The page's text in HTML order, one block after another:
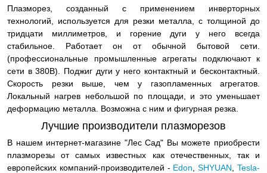
Плазморез, созданный с применением инверторных
технологий, используется для резки металла, с толщиной до
тридцати миллиметров, и горение дуги у него всегда
стабильное. Работает он от обычной бытовой сети.
(профессиональные промышленные агрегаты подключают к
сети в 380В). Поджиг дуги у него контактный и бесконтактный.
Скорость резки выше, чем у газопламенных агрегатов.
Локальный нагрев небольшой по площади, и это уменьшает
деформацию металла. Возможна с ним и фигурная резка.
Лучшие производители плазморезов
В нашем интернет-магазине "Лес Сад" Вы можете приобрести
плазморезы от самых известных как отечественных, так и
европейских компаний-производителей - Edon ,SHYUAN ,Tesla-